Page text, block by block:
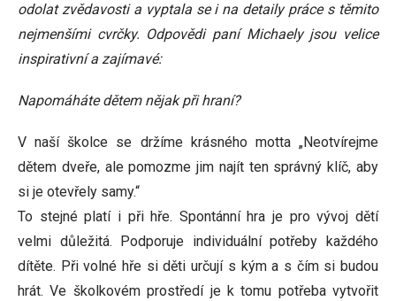
odolat zvědavosti a vyptala se i na detaily práce s těmito
nejmenšími cvrčky. Odpovědi paní Michaely jsou velice
inspirativní a zajímavé:
Napomáháte dětem nějak při hraní?
V naší školce se držíme krásného motta „Neotvírejme
dětem dveře, ale pomozme jim najít ten správný klíč, aby
si je otevřely samy.“
To stejné platí i při hře. Spontánní hra je pro vývoj dětí
velmi důležitá. Podporuje individuální potřeby každého
dítěte. Při volné hře si děti určují s kým a s čím si budou
hrát. Ve školkovém prostředí je k tomu potřeba vytvořit